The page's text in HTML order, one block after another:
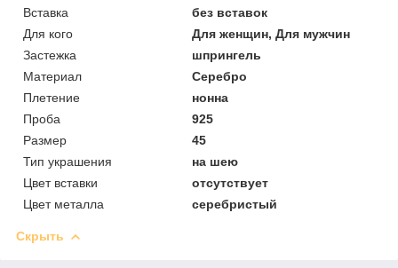
Вставка
без вставок
Для кого
Для женщин, Для мужчин
Застежка
шпрингель
Материал
Серебро
Плетение
нонна
Проба
925
Размер
45
Тип украшения
на шею
Цвет вставки
отсутствует
Цвет металла
серебристый
Скрыть